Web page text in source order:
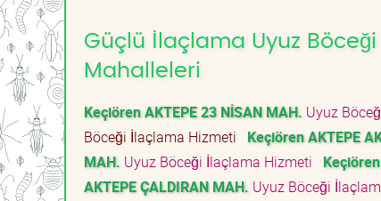
Güçlü İlaçlama Uyuz
Mahalleleri
Keçiören AKTEPE 23 NİSAN MAH. Uyuz
Böceği İlaçlama Hizmeti
Keçiören AKTEPE
MAH. Uyuz Böceği İlaçlama Hizmeti
AKTEPE ÇALDIRAN MAH. Uyuz Böceği